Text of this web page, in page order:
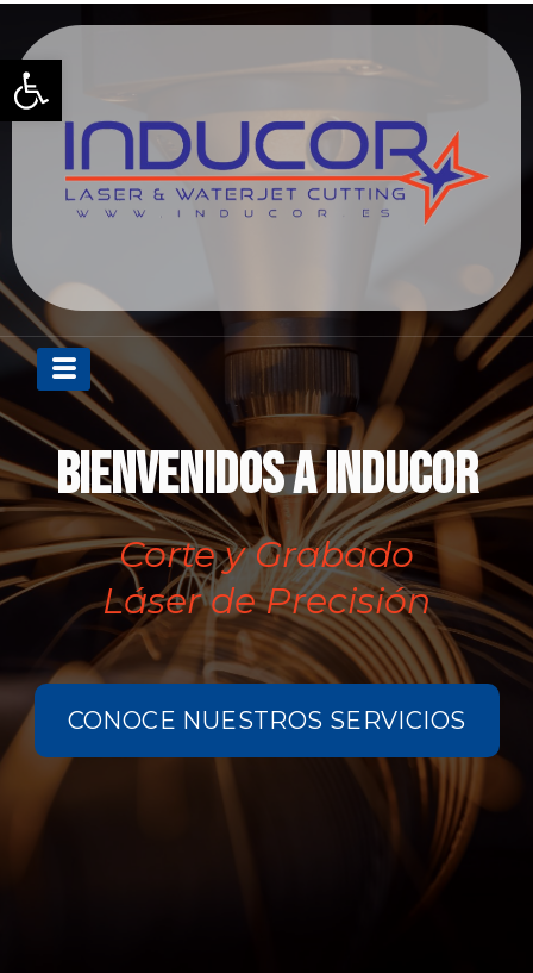
Abrir barra de
BIENVENIDOS A INDUCOR
Corte y Grabado
Láser de Precisión
CONOCE NUESTROS SERVICIOS